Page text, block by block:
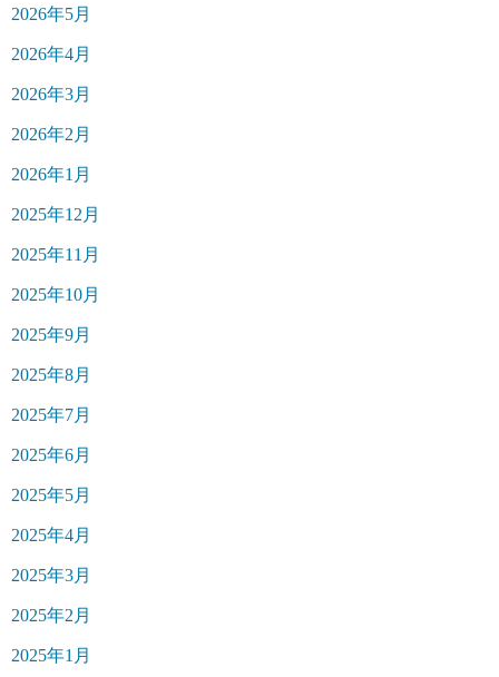
2026年5月
2026年4月
2026年3月
2026年2月
2026年1月
2025年12月
2025年11月
2025年10月
2025年9月
2025年8月
2025年7月
2025年6月
2025年5月
2025年4月
2025年3月
2025年2月
2025年1月